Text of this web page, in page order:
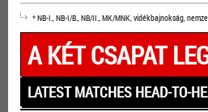
* NB-I., NB-I/B., NB/II., MK/MNK, vidékbajnokság,
A KÉT CSAPAT
LATEST MATCHES HEAD-TO-